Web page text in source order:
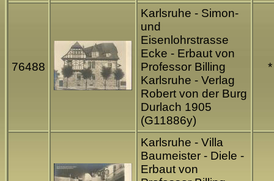
76488
Karlsruhe - Simon-
und
Eisenlohrstrasse
Ecke - Erbaut von
Professor Billing
Karlsruhe - Verlag
Robert von der Burg
Durlach 1905
(G11886y)
*
Karlsruhe - Villa
Baumeister - Diele -
Erbaut von